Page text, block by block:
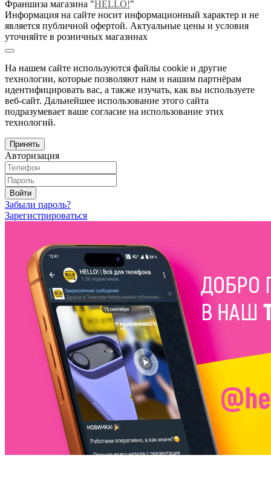
Франшиза магазина "HELLO!"
Информация на сайте носит информационный характер и не
является публичной офертой. Актуальные цены и условия
уточняйте в розничных магазинах
На нашем сайте используются файлы cookie и другие
технологии, которые позволяют нам и нашим партнёрам
идентифицировать вас, а также изучать, как вы используете
веб-сайт. Дальнейшее использование этого сайта
подразумевает ваше согласие на использование этих
технологий.
Принять
Авторизация
Войти
Забыли пароль?
Зарегистрироваться